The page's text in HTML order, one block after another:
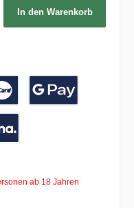
In den Warenkorb
ab 18 Jahren